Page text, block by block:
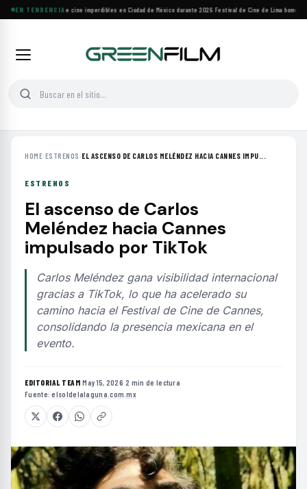
EN TENDENCIA
Cuatro festivales de cine imperdibles en Ciudad de México durante 2026·Festival de Cine de Lima
HOME›ESTRENOS ›EL ASCENSO DE CARLOS MELÉNDEZ HACIA CANNES IMPU...
ESTRENOS
El ascenso de Carlos
Meléndez hacia Cannes
impulsado por TikTok
Carlos Meléndez gana visibilidad internacional
gracias a TikTok, lo que ha acelerado su
camino hacia el Festival de Cine de Cannes,
consolidando la presencia mexicana en el
evento.
EDITORIAL TEAM·May 15, 2026·2 min de lectura·
Fuente:elsoldelalaguna.com.mx